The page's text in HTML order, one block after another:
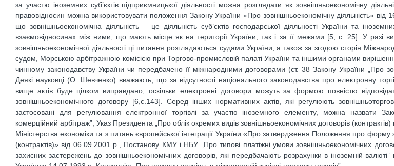
за участю іноземних суб’єктів підприємницької діяльності можна розглядати як зовнішньоекономічну
правовідносин можна використовувати положення Закону України «Про зовнішньоекономічну діяльність» від
що зовнішньоекономічна діяльність – це діяльність суб’єктів господарської діяльності України та
взаємовідносинах між ними, що мають місце як на території України, так і за її межами [5, с. 25]. У разі
зовнішньоекономічної діяльності ці питання розглядаються судами України, а також за згодою сторін
судом, Морською арбітражною комісією при Торгово-промисловій палаті України та іншими органами
чинному законодавству України чи передбачено її міжнародними договорами (ст. 38 Закону України „Про
Деякі науковці (О. Шевченко) вважають, що за відсутності національного законодавства про електронну
вище актів буде цілком виправдано, оскільки електронні договори можуть за формою повністю
зовнішньоекономічного договору [6,с.143]. Серед інших нормативних актів, які регулюють
застосовані для регулювання електронної торгівлі за участю іноземного елементу, можна назвати
комерційний арбітраж”, Указ Президента „Про облік окремих видів зовнішньоекономічних договорів
Міністерства економіки та з питань європейської інтеграції України «Про затвердження Положення про форму
(контрактів)» від 06.09.2001 р., Постанову КМУ і НБУ „Про типові платіжні умови зовнішньоекономічних
захисних застережень до зовнішньоекономічних договорів, які передбачають розрахунки в іноземній